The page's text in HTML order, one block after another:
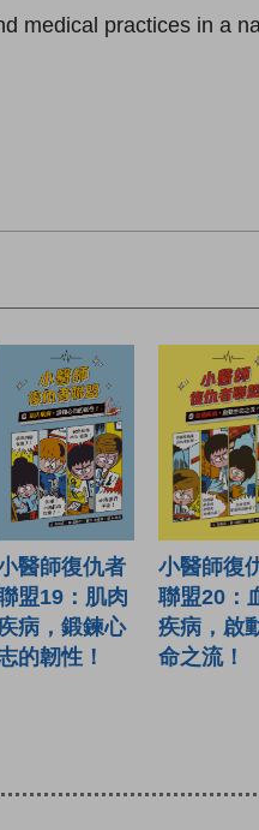
medical practices in a
醫師復仇者
盟19：肌肉
病，鍛鍊心
的韌性！
小醫師復
聯盟20：
疾病，啟
命之流！